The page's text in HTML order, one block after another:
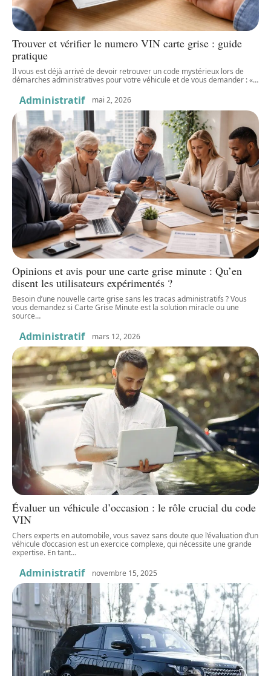
Trouver et vérifier le numero VIN carte grise : guide
pratique
Il vous est déjà arrivé de devoir retrouver un code mystérieux lors de
démarches administratives pour votre véhicule et de vous demander : «…
Administratif mai 2, 2026
Opinions et avis pour une carte grise minute : Qu’en
disent les utilisateurs expérimentés ?
Besoin d’une nouvelle carte grise sans les tracas administratifs ? Vous
vous demandez si Carte Grise Minute est la solution miracle ou une
source…
Administratif mars 12, 2026
Évaluer un véhicule d’occasion : le rôle crucial du code
VIN
Chers experts en automobile, vous savez sans doute que l’évaluation d’un
véhicule d’occasion est un exercice complexe, qui nécessite une grande
expertise. En tant…
Administratif novembre 15, 2025